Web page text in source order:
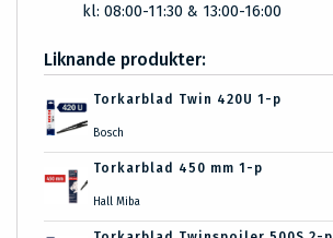
kl: 08:00-11:30 & 13:00-16:00
Liknande produkter:
Torkarblad Twin 420U 1-p
Bosch
Torkarblad 450 mm 1-p
Hall Miba